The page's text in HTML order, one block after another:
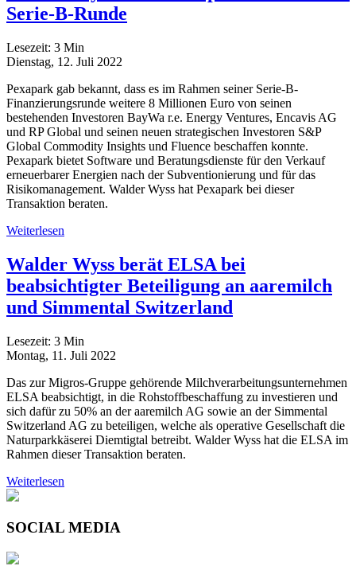
Serie-B-Runde
Lesezeit: 3 Min
Dienstag, 12. Juli 2022
Pexapark gab bekannt, dass es im Rahmen seiner Serie-B-
Finanzierungsrunde weitere 8 Millionen Euro von seinen
bestehenden Investoren BayWa r.e. Energy Ventures, Encavis AG
und RP Global und seinen neuen strategischen Investoren S&P
Global Commodity Insights und Fluence beschaffen konnte.
Pexapark bietet Software und Beratungsdienste für den Verkauf
erneuerbarer Energien nach der Subventionierung und für das
Risikomanagement. Walder Wyss hat Pexapark bei dieser
Transaktion beraten.
Weiterlesen
Walder Wyss berät ELSA bei
beabsichtigter Beteiligung an aaremilch
und Simmental Switzerland
Lesezeit: 3 Min
Montag, 11. Juli 2022
Das zur Migros-Gruppe gehörende Milchverarbeitungsunternehmen
ELSA beabsichtigt, in die Rohstoffbeschaffung zu investieren und
sich dafür zu 50% an der aaremilch AG sowie an der Simmental
Switzerland AG zu beteiligen, welche als operative Gesellschaft die
Naturparkkäserei Diemtigtal betreibt. Walder Wyss hat die ELSA im
Rahmen dieser Transaktion beraten.
Weiterlesen
SOCIAL MEDIA